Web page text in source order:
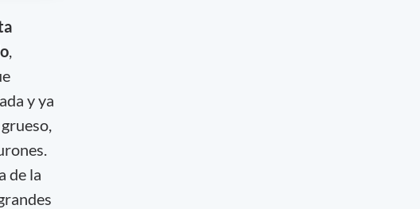
,
y ya
de la